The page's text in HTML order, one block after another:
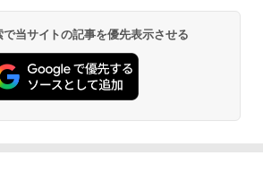
PEAK (パイクスピーク) 着替えテン
プライバシー テント 【中が透けない】 1
用 折りたたみ 防災グッズ 災害用トイレ ビ
チ ピクニック ポップアップテント 携帯 簡
トイレテント (オリーブ)
インターライト 強力 小型 緑色/赤色/青紫色
能 安全ロック付き 高安全性 金属製耐久 コ
パクト多機能設計 持ち運び便利 アウトド
/オフィス/教育現場/展示会用 緑
1,180
当サイトの記事を優先表示させる